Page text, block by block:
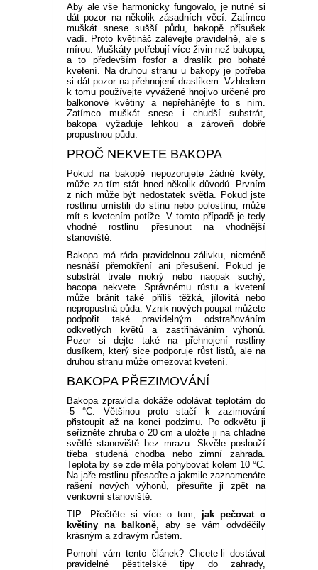
Aby ale vše harmonicky fungovalo, je nutné si
dát pozor na několik zásadních věcí. Zatímco
muškát snese sušší půdu, bakopě přísušek
vadí. Proto květináč zalévejte pravidelně, ale s
mírou. Muškáty potřebují více živin než bakopa,
a to především fosfor a draslík pro bohaté
kvetení. Na druhou stranu u bakopy je potřeba
si dát pozor na přehnojení draslíkem. Vzhledem
k tomu používejte vyvážené hnojivo určené pro
balkonové květiny a nepřehánějte to s ním.
Zatímco muškát snese i chudší substrát,
bakopa vyžaduje lehkou a zároveň dobře
propustnou půdu.
PROČ NEKVETE BAKOPA
Pokud na bakopě nepozorujete žádné květy,
může za tím stát hned několik důvodů. Prvním
z nich může být nedostatek světla. Pokud jste
rostlinu umístili do stínu nebo polostínu, může
mít s kvetením potíže. V tomto případě je tedy
vhodné rostlinu přesunout na vhodnější
stanoviště.
Bakopa má ráda pravidelnou zálivku, nicméně
nesnáší přemokření ani přesušení. Pokud je
substrát trvale mokrý nebo naopak suchý,
bacopa nekvete. Správnému růstu a kvetení
může bránit také příliš těžká, jílovitá nebo
nepropustná půda. Vznik nových poupat můžete
podpořit také pravidelným odstraňováním
odkvetlých květů a zastřiháváním výhonů.
Pozor si dejte také na přehnojení rostliny
dusíkem, který sice podporuje růst listů, ale na
druhou stranu může omezovat kvetení.
BAKOPA PŘEZIMOVÁNÍ
Bakopa zpravidla dokáže odolávat teplotám do
-5 °C. Většinou proto stačí k zazimování
přistoupit až na konci podzimu. Po odkvětu ji
seřízněte zhruba o 20 cm a uložte ji na chladné
světlé stanoviště bez mrazu. Skvěle poslouží
třeba studená chodba nebo zimní zahrada.
Teplota by se zde měla pohybovat kolem 10 °C.
Na jaře rostlinu přesaďte a jakmile zaznamenáte
rašení nových výhonů, přesuňte ji zpět na
venkovní stanoviště.
TIP: Přečtěte si více o tom, jak pečovat o
květiny na balkoně, aby se vám odvděčily
krásným a zdravým růstem.
Pomohl vám tento článek? Chcete-li dostávat
pravidelné pěstitelské tipy do zahrady,